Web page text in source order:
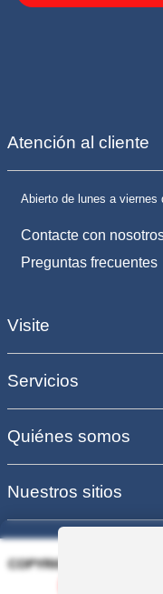
Atención al cliente
Abierto de lunes a viernes
Contacte con
Preguntas frecuentes
Visite
Servicios
Quiénes somos
Nuestros sitios
COPYRIGHT 2006 - 2025